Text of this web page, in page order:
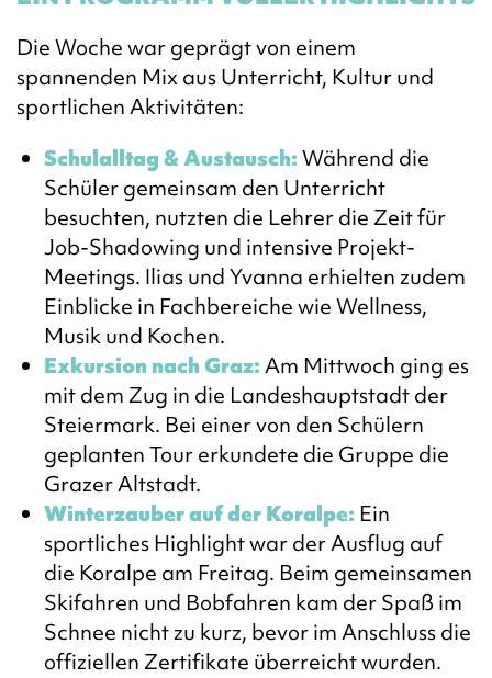
Die Woche war geprägt von einem
spannenden Mix aus Unterricht, Kultur und
sportlichen Aktivitäten:
Schulalltag & Austausch:Während die
Schüler gemeinsam den Unterricht
besuchten, nutzten die Lehrer die Zeit für
Job-Shadowing und intensive Projekt-
Meetings. Ilias und Yvanna erhielten zudem
Einblicke in Fachbereiche wie Wellness,
Musik und Kochen.
Exkursion nach Graz:Am Mittwoch ging es
mit dem Zug in die Landeshauptstadt der
Steiermark. Bei einer von den Schülern
geplanten Tour erkundete die Gruppe die
Grazer Altstadt.
Winterzauber auf der Koralpe: Ein
sportliches Highlight war der Ausflug auf
die Koralpe am Freitag. Beim gemeinsamen
Skifahren und Bobfahren kam der Spaß im
Schnee nicht zu kurz, bevor im Anschluss die
offiziellen Zertifikate überreicht wurden.